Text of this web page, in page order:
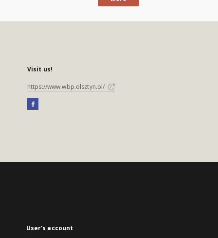
Visit us!
https://www.wbp.olsztyn.pl/
User's account